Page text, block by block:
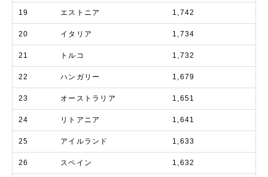
19 エストニア 1,742
20 イタリア 1,734
21 トルコ 1,732
22 ハンガリー 1,679
23 オーストラリア 1,651
24 リトアニア 1,641
25 アイルランド 1,633
26 スペイン 1,632